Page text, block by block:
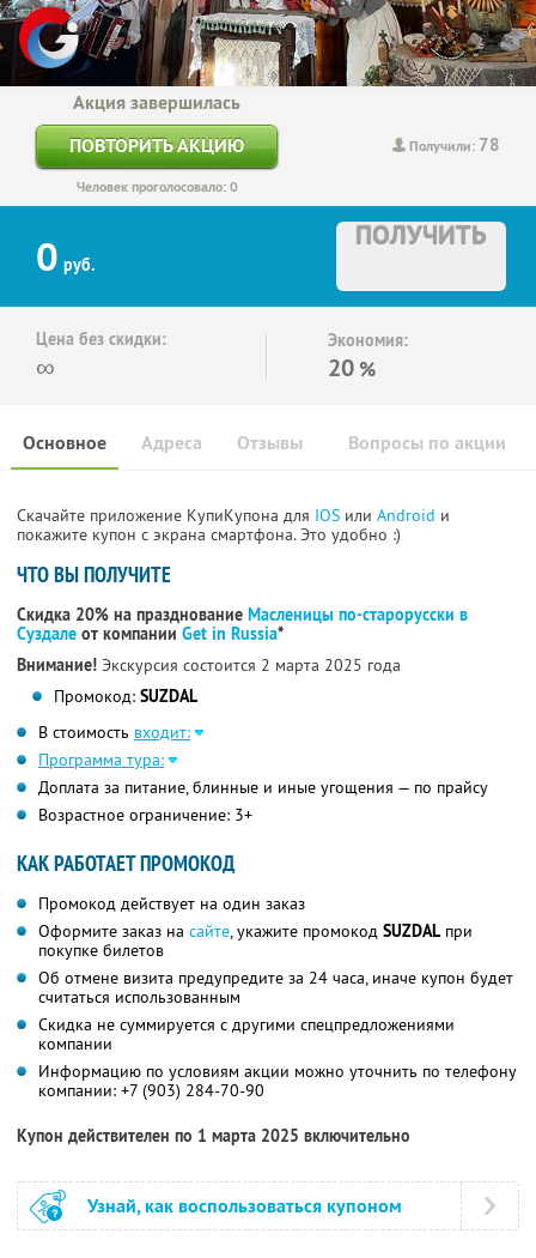
Получили: 78
Акция завершилась
ПОВТОРИТЬ АКЦИЮ
Человек проголосовало: 0
0 руб.
ПОЛУЧИТЬ
Цена без скидки:
∞
Экономия:
20 %
Основное Отзывы Вопросы по акции
Адреса
Скачайте приложение КупиКупона для IOS или Android и
покажите купон с экрана смартфона. Это удобно :)
ЧТО ВЫ ПОЛУЧИТЕ
Скидка 20% на празднование Масленицы по-старорусски в
Суздале от компании Get in Russia*
Внимание! Экскурсия состоится 2 марта 2025 года
Промокод: SUZDAL
В стоимость входит:
Программа тура:
Доплата за питание, блинные и иные угощения — по прайсу
Возрастное ограничение: 3+
КАК РАБОТАЕТ ПРОМОКОД
Промокод действует на один заказ
Оформите заказ на сайте, укажите промокод SUZDAL при
покупке билетов
Об отмене визита предупредите за 24 часа, иначе купон будет
считаться использованным
Скидка не суммируется с другими спецпредложениями
компании
Информацию по условиям акции можно уточнить по телефону
компании: +7 (903) 284-70-90
Купон действителен по 1 марта 2025 включительно
Узнай, как воспользоваться купоном